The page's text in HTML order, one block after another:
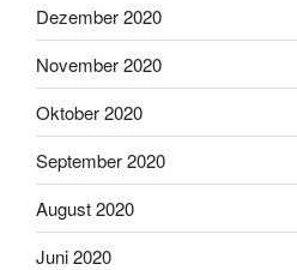
Dezember 2020
November 2020
Oktober 2020
September 2020
August 2020
Juni 2020